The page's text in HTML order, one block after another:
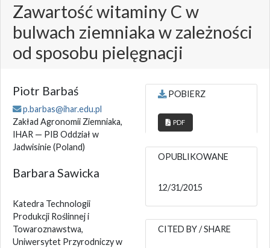
Zawartość witaminy C w
bulwach ziemniaka w zależności
od sposobu pielęgnacji
Piotr Barbaś
p.barbas@ihar.edu.pl
Zakład Agronomii Ziemniaka,
IHAR — PIB Oddział w
Jadwisinie(Poland)
Barbara Sawicka
Katedra Technologii
Produkcji Roślinnej i
Towaroznawstwa,
Uniwersytet Przyrodniczy w
POBIERZ
PDF
OPUBLIKOWANE
12/31/2015
CITED BY / SHARE